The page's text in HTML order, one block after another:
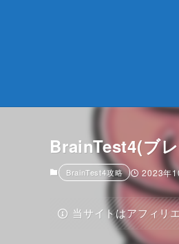
BrainTest4(ブ
BrainTest4攻略 2023年
当サイトはアフィリ